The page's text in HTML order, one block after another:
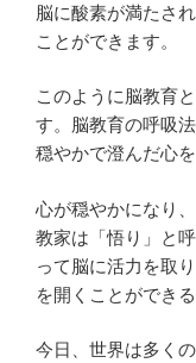
脳に酸素が満たさ
ことができます。
このように脳教育
す。脳教育の呼吸
穏やかで澄んだ心
心が穏やかになり
教家は「悟り」と
って脳に活力を取
を開くことができ
今日、世界は多く